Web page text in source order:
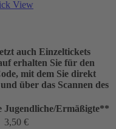
View
auch Einzeltickets
erhalten Sie für den
mit dem Sie direkt
über das Scannen des
Jugendliche/Ermäßigte**
3,50 €